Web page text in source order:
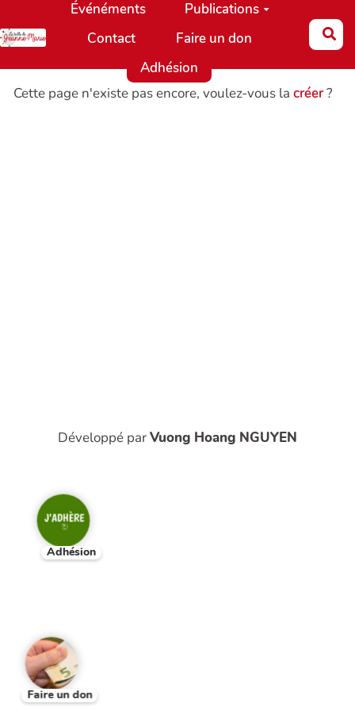
Aller au contenu principal
Événéments
Publications
Contact
Faire un don
Adhésion
Cette page n'existe pas encore, voulez-vous la créer?
Développé parVuong Hoang NGUYEN
Adhésion
Faire un don